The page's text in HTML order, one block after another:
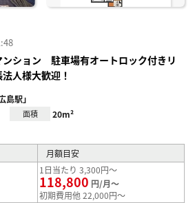
ション 駐車場有オートロック付きリ
人様大歓迎！
島駅」
面積 20m²
月額目安
1日当たり 3,300円～
118,800 円/月～
初期費用他 22,000円～